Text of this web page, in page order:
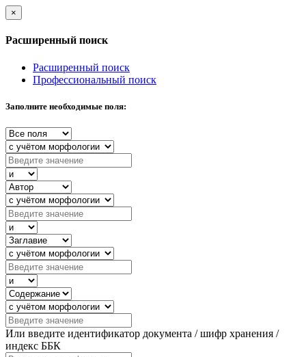
×
Расширенный поиск
Расширенный поиск
Профессиональный поиск
Заполните необходимые поля:
Или введите идентификатор документа / шифр хранения /
индекс ББК